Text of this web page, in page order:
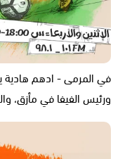
في المرمى - ادهم هادية
ورئيس الفيفا في مأزق، والويفا